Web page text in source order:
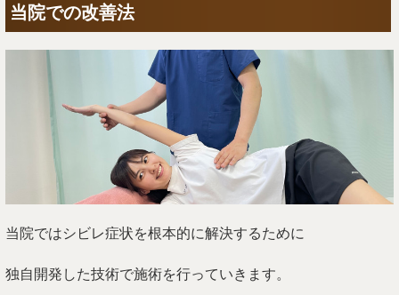
当院での改善法
当院ではシビレ症状を根本的に解決するために
独自開発した技術で施術を行っていきます。